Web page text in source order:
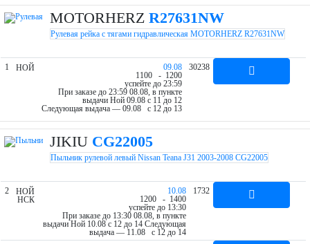
MOTORHERZ R27631NW
Рулевая рейка с тягами гидравлическая MOTORHERZ R27631NW
1 НОЙ
09.08
1100 - 1200
успейте до 23:59
При заказе до 23:59 08.08, в пункте
выдачи Ной 09.08 c 11 до 12
Следующая выдача — 09.08 c 12 до 13
30238
JIKIU CG22005
Пыльник рулевой левый Nissan Teana J31 2003-2008 CG22005
2
НОЙ
НСК
10.08
1200 - 1400
успейте до 13:30
При заказе до 13:30 08.08, в пункте
выдачи Ной 10.08 c 12 до 14 Следующая
выдача — 11.08 c 12 до 14
1732